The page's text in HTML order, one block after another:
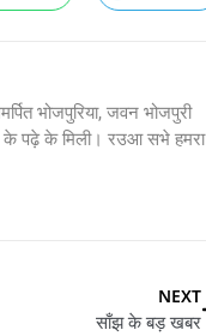
भोजपुरिया, जवन भोजपुरी
के पढ़े के मिली। रउआ सभे हमरा
NEXT
साँझ के बड़ खबर